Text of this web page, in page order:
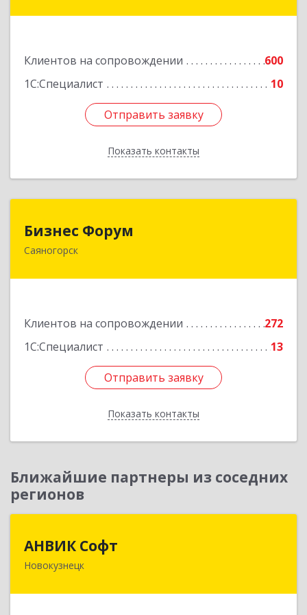
Клиентов на сопровождении
600
1С:Специалист
10
Отправить заявку
Показать контакты
Отправить заявку
Назад
Бизнес Форум
Саяногорск
Клиентов на сопровождении
272
1С:Специалист
13
Отправить заявку
Показать контакты
655603, Хакасия Респ, Саяногорск г, Советский
Отправить заявку
Назад
Ближайшие партнеры из соседних
регионов
АНВИК Софт
Новокузнецк654079, Кемеровская область - Кузбасс,